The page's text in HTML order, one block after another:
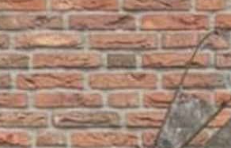
onderhoudsarm is geworden. Van
verouderd naar energiezuinig De
bewoners wilden hun woning
toekomstbestendig maken en […]